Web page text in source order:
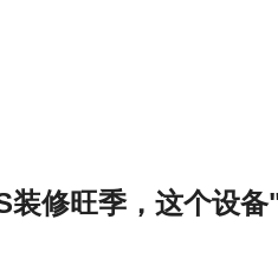
装修旺季，这个设